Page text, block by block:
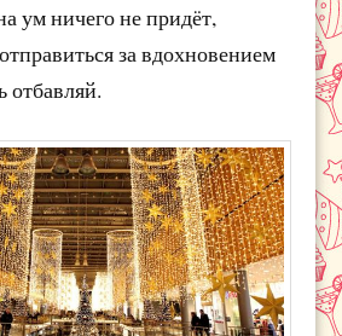
ум ничего не придёт,
за вдохновением
отбавляй.